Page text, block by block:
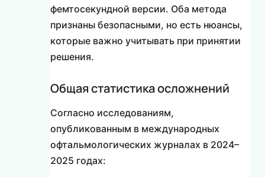
фемтосекундной версии. Оба метода
признаны безопасными, но есть нюансы,
которые важно учитывать при принятии
решения.
Общая статистика осложнений
Согласно исследованиям,
опубликованным в международных
офтальмологических журналах в 2024–
2025 годах: